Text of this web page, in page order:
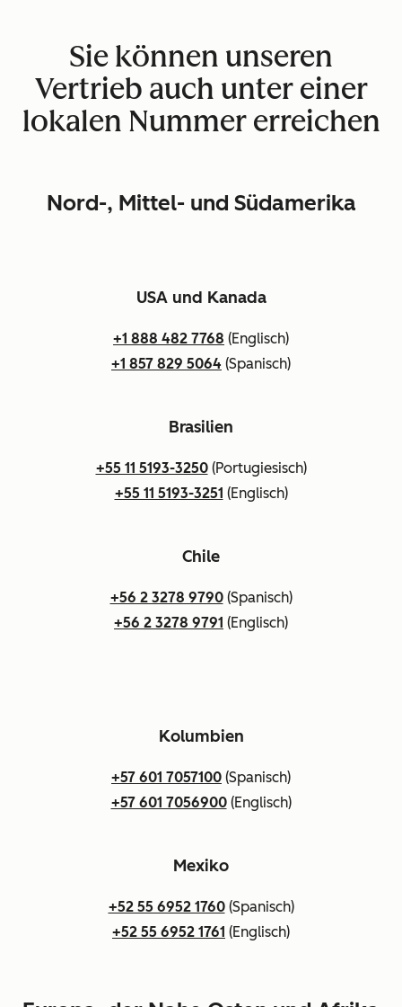
Sie können unseren
Vertrieb auch unter einer
lokalen Nummer erreichen
Nord-, Mittel- und Südamerika
USA und Kanada
+1 888 482 7768 (Englisch)
+1 857 829 5064 (Spanisch)
Brasilien
+55 11 5193-3250(Portugiesisch)
+55 11 5193-3251 (Englisch)
Chile
+56 2 3278 9790(Spanisch)
+56 2 3278 9791 (Englisch)
Kolumbien
+57 601 7057100 (Spanisch)
+57 601 7056900(Englisch)
Mexiko
+52 55 6952 1760(Spanisch)
+52 55 6952 1761 (Englisch)